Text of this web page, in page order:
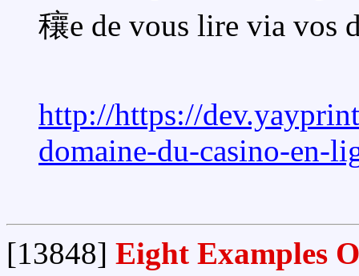
穰e de vous lire via vos
http://https://
domaine-du-casino-en-
[13848] Eight Examples